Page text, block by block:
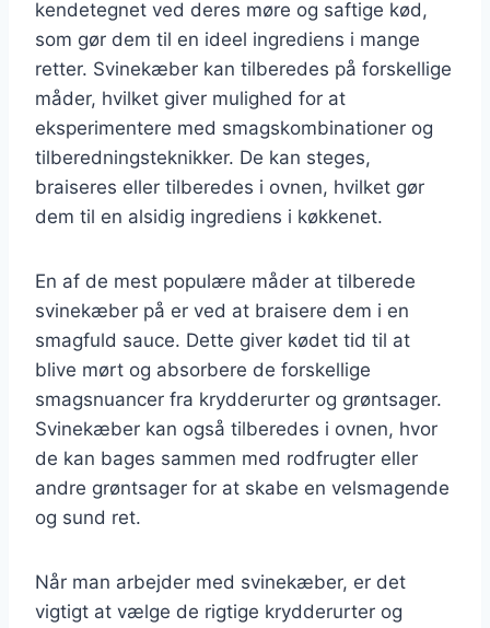
kendetegnet ved deres møre og saftige kød,
som gør dem til en ideel ingrediens i mange
retter. Svinekæber kan tilberedes på forskellige
måder, hvilket giver mulighed for at
eksperimentere med smagskombinationer og
tilberedningsteknikker. De kan steges,
braiseres eller tilberedes i ovnen, hvilket gør
dem til en alsidig ingrediens i køkkenet.
En af de mest populære måder at tilberede
svinekæber på er ved at braisere dem i en
smagfuld sauce. Dette giver kødet tid til at
blive mørt og absorbere de forskellige
smagsnuancer fra krydderurter og grøntsager.
Svinekæber kan også tilberedes i ovnen, hvor
de kan bages sammen med rodfrugter eller
andre grøntsager for at skabe en velsmagende
og sund ret.
Når man arbejder med svinekæber, er det
vigtigt at vælge de rigtige krydderurter og